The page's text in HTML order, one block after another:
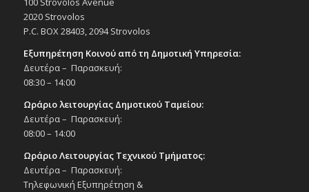
2020 Strovolos
P.C. BOX 28403, 2094 Strovolos
Εξυπηρέτηση Κοινού από τη Δημοτική Υπηρεσία:
Δευτέρα – Παρασκευή:
08:30 – 14:00
Ωράριο λειτουργίας Δημοτικού Ταμείου:
Δευτέρα – Παρασκευή:
08:00 – 14:00
Ωράριο Λειτουργίας Τεχνικού Τμήματος:
Δευτέρα – Παρασκευή:
Τηλεφωνική Εξυπηρέτηση &